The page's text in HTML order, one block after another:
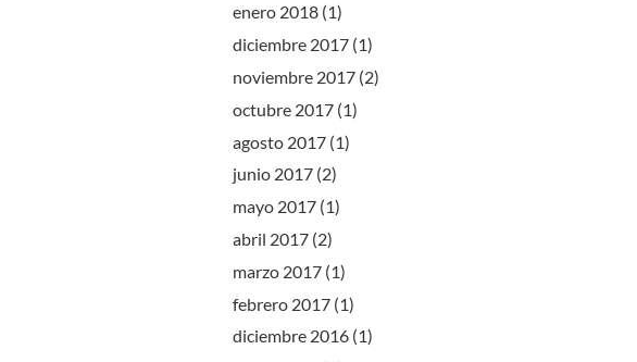
enero 2018 (1)
diciembre 2017 (1)
noviembre 2017 (2)
octubre 2017 (1)
agosto 2017 (1)
junio 2017 (2)
mayo 2017 (1)
abril 2017 (2)
marzo 2017 (1)
febrero 2017 (1)
diciembre 2016 (1)